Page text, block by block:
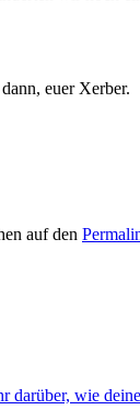
euer Xerber.
auf den
darüber, wie